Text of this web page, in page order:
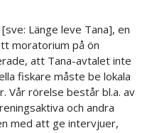
[sve: Länge leve Tana], en
moratorium på ön
att Tana-avtalet inte
fiskare måste be lokala
Vår rörelse består bl.a. av
och andra
med att ge intervjuer,